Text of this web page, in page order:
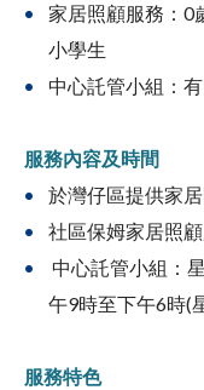
家居照顧服務：0
小學生
中心託管小組：
服務內容及時間
於灣仔區提供家
社區保姆家居照
中心託管小組：
午9時至下午6時(
服務特色